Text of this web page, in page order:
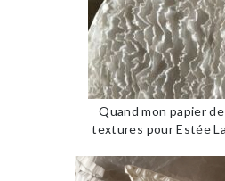
Quand mon papier
textures pour Estée